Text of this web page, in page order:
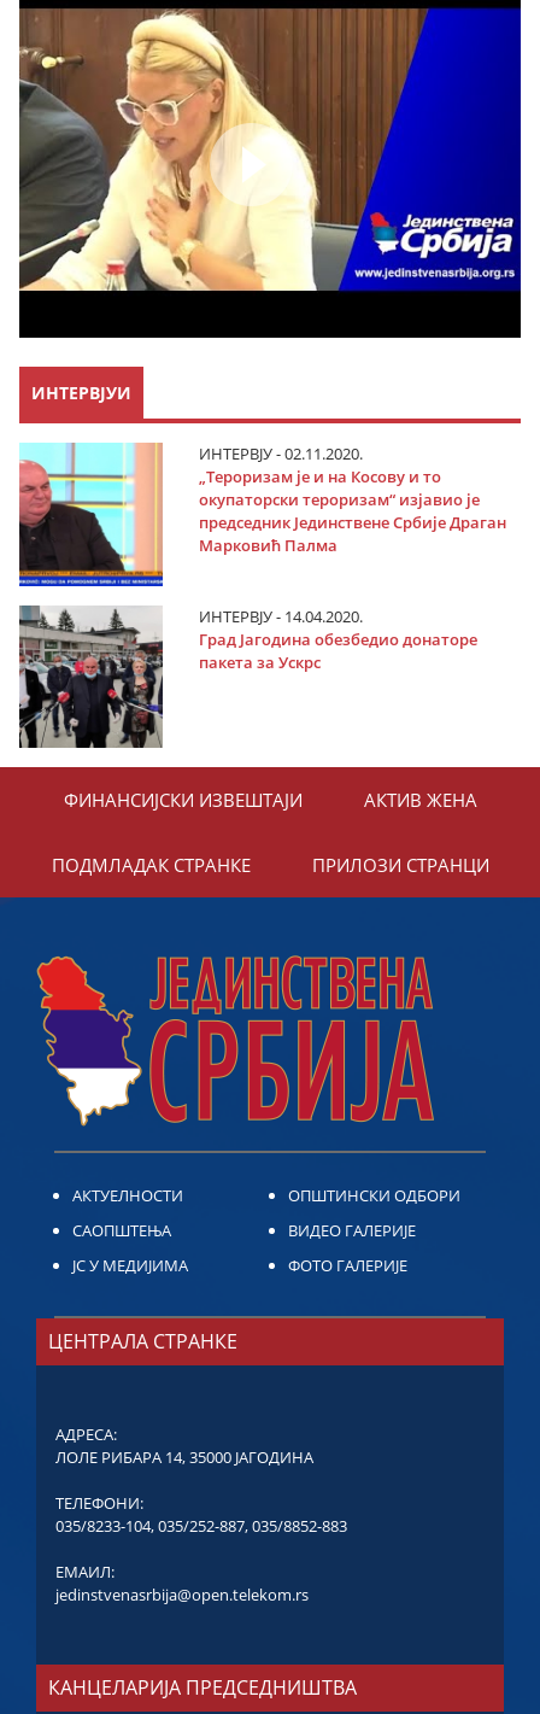
ИНТЕРВЈУИ
ИНТЕРВЈУ - 02.11.2020.
„Тероризам је и на Косову и то
окупаторски тероризам“ изјавио је
председник Јединствене Србије Драган
Марковић Палма
ИНТЕРВЈУ - 14.04.2020.
Град Јагодина обезбедио донаторе
пакета за Ускрс
ФИНАНСИЈСКИ ИЗВЕШТАЈИ АКТИВ ЖЕНА
ПОДМЛАДАК СТРАНКЕ ПРИЛОЗИ СТРАНЦИ
АКТУЕЛНОСТИ
САОПШТЕЊА
ЈС У МЕДИЈИМА
ОПШТИНСКИ ОДБОРИ
ВИДЕО ГАЛЕРИЈЕ
ФОТО ГАЛЕРИЈЕ
ЦЕНТРАЛА СТРАНКЕ
АДРЕСА:
ЛОЛЕ РИБАРА 14, 35000 ЈАГОДИНА
ТЕЛЕФОНИ:
035/8233-104,035/252-887,035/8852-883
ЕМАИЛ:
jedinstvenasrbija@open.telekom.rs
КАНЦЕЛАРИЈА ПРЕДСЕДНИШТВА